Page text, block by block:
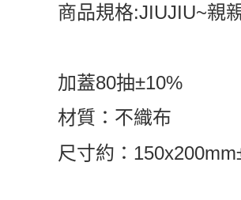
商品規格:JIUJIU~親
加蓋80抽±10%
材質：不織布
尺寸約：